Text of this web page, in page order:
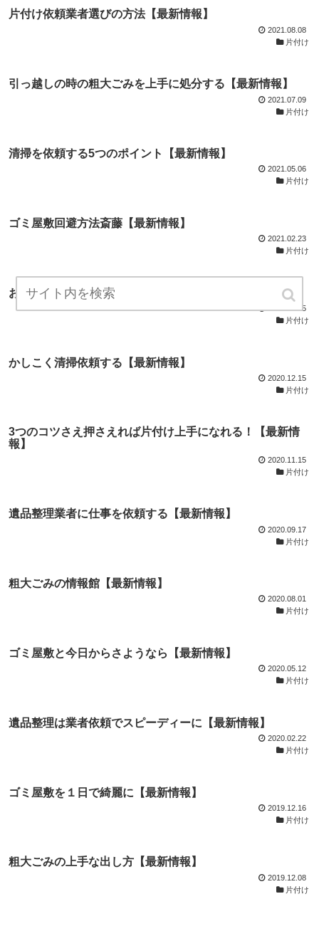
片付け依頼業者選びの方法【最新情報】
2021.08.08
片付け
引っ越しの時の粗大ごみを上手に処分する【最新情報】
2021.07.09
片付け
清掃を依頼する5つのポイント【最新情報】
2021.05.06
片付け
ゴミ屋敷回避方法斎藤【最新情報】
2021.02.23
片付け
お片付けの達人ノウハウ集【最新情報】
2020.12.15
片付け
かしこく清掃依頼する【最新情報】
2020.12.15
片付け
3つのコツさえ押さえれば片付け上手になれる！【最新情
報】
2020.11.15
片付け
遺品整理業者に仕事を依頼する【最新情報】
2020.09.17
片付け
粗大ごみの情報館【最新情報】
2020.08.01
片付け
ゴミ屋敷と今日からさようなら【最新情報】
2020.05.12
片付け
遺品整理は業者依頼でスピーディーに【最新情報】
2020.02.22
片付け
ゴミ屋敷を１日で綺麗に【最新情報】
2019.12.16
片付け
粗大ごみの上手な出し方【最新情報】
2019.12.08
片付け